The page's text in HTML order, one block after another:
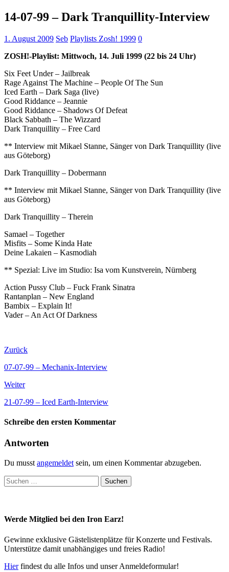
14-07-99 – Dark Tranquillity-Interview
1. August 2009 Seb Playlists Zosh! 1999 0
ZOSH!-Playlist: Mittwoch, 14. Juli 1999 (22 bis 24 Uhr)
Six Feet Under – Jailbreak
Rage Against The Machine – People Of The Sun
Iced Earth – Dark Saga (live)
Good Riddance – Jeannie
Good Riddance – Shadows Of Defeat
Black Sabbath – The Wizzard
Dark Tranquillity – Free Card
** Interview mit Mikael Stanne, Sänger von Dark Tranquillity (live
aus Göteborg)
Dark Tranquillity – Dobermann
** Interview mit Mikael Stanne, Sänger von Dark Tranquillity (live
aus Göteborg)
Dark Tranquillity – Therein
Samael – Together
Misfits – Some Kinda Hate
Deine Lakaien – Kasmodiah
** Spezial: Live im Studio: Isa vom Kunstverein, Nürnberg
Action Pussy Club – Fuck Frank Sinatra
Rantanplan – New England
Bambix – Explain It!
Vader – An Act Of Darkness
Zurück
07-07-99 – Mechanix-Interview
Weiter
21-07-99 – Iced Earth-Interview
Schreibe den ersten Kommentar
Antworten
Du musst angemeldet sein, um einen Kommentar abzugeben.
Suchen
nach:
Werde Mitglied bei den Iron Earz!
Gewinne exklusive Gästelistenplätze für Konzerte und Festivals.
Unterstütze damit unabhängiges und freies Radio!
Hierfindest du alle Infos und unser Anmeldeformular!